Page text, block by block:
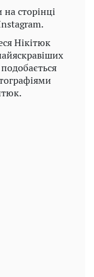
сторінці
Нікітюк